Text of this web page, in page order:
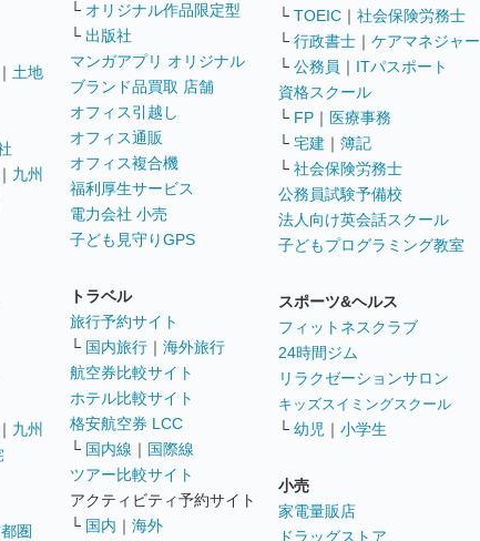
｜ 土地
｜ 九州
｜ 九州
圏
└ オリジナル作品限定型
└ 出版社
マンガアプリ オリジナル
ブランド品買取 店舗
オフィス引越し
オフィス通販
オフィス複合機
福利厚生サービス
電力会社 小売
子ども見守りGPS
トラベル
旅行予約サイト
└ 国内旅行 ｜ 海外旅行
航空券比較サイト
ホテル比較サイト
格安航空券 LCC
└ 国内線 ｜ 国際線
ツアー比較サイト
アクティビティ予約サイト
└ 国内 ｜ 海外
└ TOEIC ｜ 社会保険労務士
└ 行政書士 ｜ ケアマネジャー
└ 公務員 ｜ ITパスポート
資格スクール
└ FP ｜ 医療事務
└ 宅建 ｜ 簿記
└ 社会保険労務士
公務員試験予備校
法人向け英会話スクール
子どもプログラミング教室
スポーツ&ヘルス
フィットネスクラブ
24時間ジム
リラクゼーションサロン
キッズスイミングスクール
└ 幼児 ｜ 小学生
小売
家電量販店
ドラッグストア